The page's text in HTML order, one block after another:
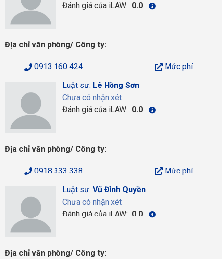
Đánh giá của iLAW: 0.0
Địa chỉ văn phòng/ Công ty:
0913 160 424
Mức phí
Luật sư: Lê Hồng Sơn
Chưa có nhận xét
Đánh giá của iLAW: 0.0
Địa chỉ văn phòng/ Công ty:
0918 333 338
Mức phí
Luật sư: Vũ Đình Quyền
Chưa có nhận xét
Đánh giá của iLAW: 0.0
Địa chỉ văn phòng/ Công ty: